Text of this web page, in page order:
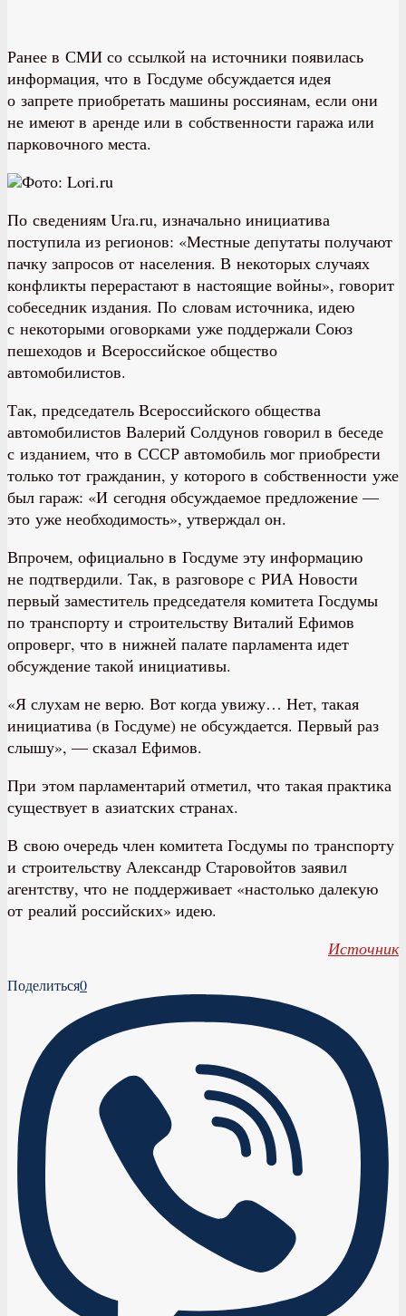
Ранее в СМИ со ссылкой на источники появилась
информация, что в Госдуме обсуждается идея
о запрете приобретать машины россиянам, если они
не имеют в аренде или в собственности гаража или
парковочного места.
Фото: Lori.ru
По сведениям Ura.ru, изначально инициатива
поступила из регионов: «Местные депутаты получают
пачку запросов от населения. В некоторых случаях
конфликты перерастают в настоящие войны», говорит
собеседник издания. По словам источника, идею
с некоторыми оговорками уже поддержали Союз
пешеходов и Всероссийское общество
автомобилистов.
Так, председатель Всероссийского общества
автомобилистов Валерий Солдунов говорил в беседе
с изданием, что в СССР автомобиль мог приобрести
только тот гражданин, у которого в собственности уже
был гараж: «И сегодня обсуждаемое предложение —
это уже необходимость», утверждал он.
Впрочем, официально в Госдуме эту информацию
не подтвердили. Так, в разговоре с РИА Новости
первый заместитель председателя комитета Госдумы
по транспорту и строительству Виталий Ефимов
опроверг, что в нижней палате парламента идет
обсуждение такой инициативы.
«Я слухам не верю. Вот когда увижу… Нет, такая
инициатива (в Госдуме) не обсуждается. Первый раз
слышу», — сказал Ефимов.
При этом парламентарий отметил, что такая практика
существует в азиатских странах.
В свою очередь член комитета Госдумы по транспорту
и строительству Александр Старовойтов заявил
агентству, что не поддерживает «настолько далекую
от реалий российских» идею.
Источник
Поделиться0